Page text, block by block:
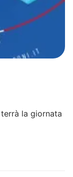
la giornata